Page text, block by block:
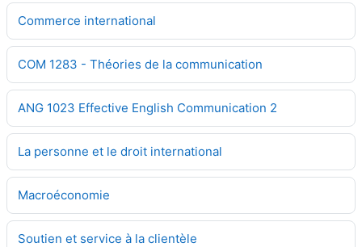
Commerce international
COM 1283 - Théories de la communication
ANG 1023 Effective English Communication 2
La personne et le droit international
Macroéconomie
Soutien et service à la clientèle